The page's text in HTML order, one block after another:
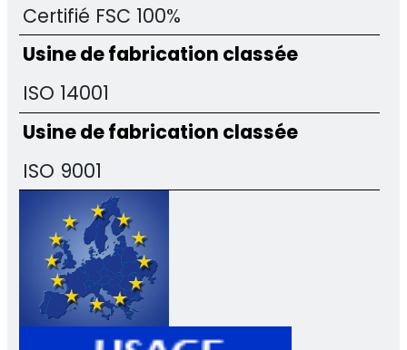
Certifié FSC 100%
Usine de fabrication classée
ISO 14001
Usine de fabrication classée
ISO 9001